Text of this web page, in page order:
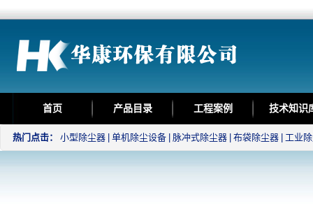
首页 产品目录 工程案例 技术知识
热门点击： 小型除尘器 单机除尘设备 脉冲式除尘器 布袋除尘器 工业